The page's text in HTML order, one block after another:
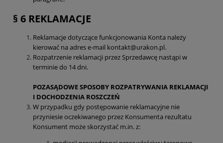
§ 6 REKLAMACJE
Reklamacje dotyczące funkcjonowania Konta należy
kierować na adres e-mail kontakt@urakon.pl.
Rozpatrzenie reklamacji przez Sprzedawcę nastąpi w
terminie do 14 dni.
POZASĄDOWE SPOSOBY ROZPATRYWANIA REKLAMACJI
I DOCHODZENIA ROSZCZEŃ
W przypadku gdy postępowanie reklamacyjne nie
przyniesie oczekiwanego przez Konsumenta rezultatu
Konsument może skorzystać m.in. z: